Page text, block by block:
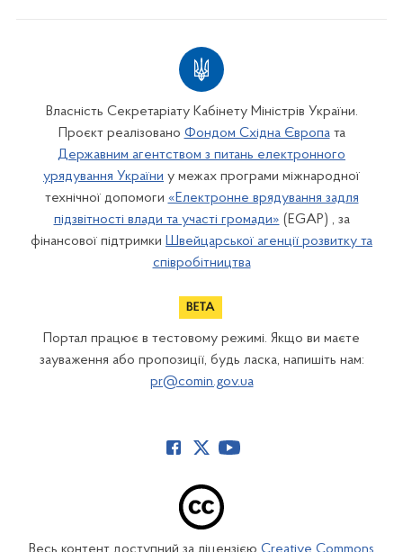
Власність Секретаріату Кабінету Міністрів України.
Проєкт реалізовано Фондом Східна Європата
Державним агентством з питань електронного
урядування України у межах програми міжнародної
технічної допомоги «Електронне врядування задля
підзвітності влади та участі громади» (EGAP) , за
фінансової підтримки Швейцарської агенції розвитку та
співробітництва
Портал працює в тестовому режимі. Якщо ви маєте
зауваження або пропозиції, будь ласка, напишіть нам:
pr@comin.gov.ua